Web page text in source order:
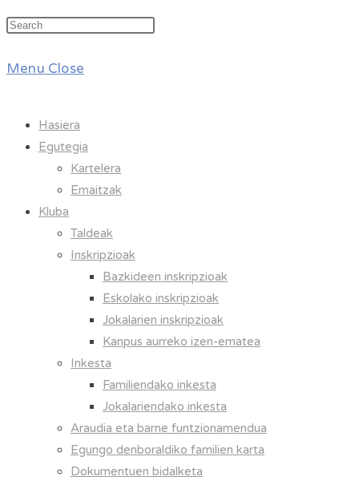
Menu Close
Hasiera
Egutegia
Kartelera
Emaitzak
Kluba
Taldeak
Inskripzioak
Bazkideen inskripzioak
Eskolako inskripzioak
Jokalarien inskripzioak
Kanpus aurreko izen-ematea
Inkesta
Familiendako inkesta
Jokalariendako inkesta
Araudia eta barne funtzionamendua
Egungo denboraldiko familien karta
Dokumentuen bidalketa